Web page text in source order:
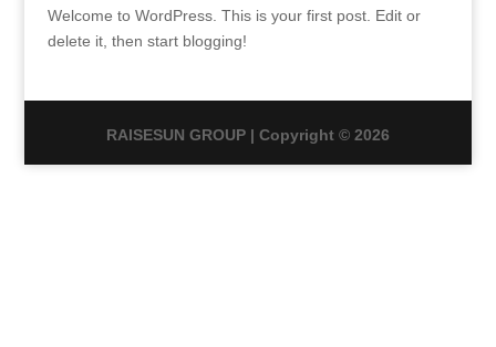
Welcome to WordPress. This is your first post. Edit or
delete it, then start blogging!
RAISESUN GROUP | Copyright © 2026